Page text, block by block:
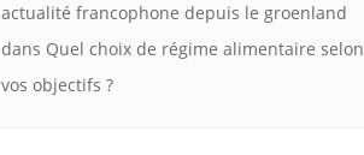
actualité francophone depuis le groenland
dans Quel choix de régime alimentaire selon
vos objectifs ?